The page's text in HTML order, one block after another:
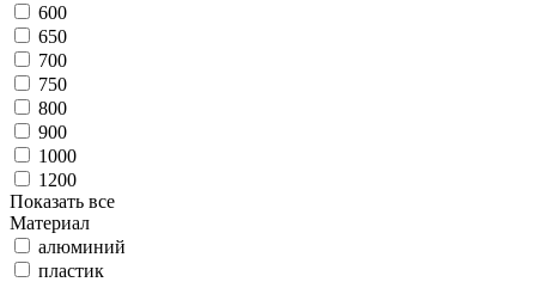
600
650
700
750
800
900
1000
1200
Показать все
Материал
алюминий
пластик